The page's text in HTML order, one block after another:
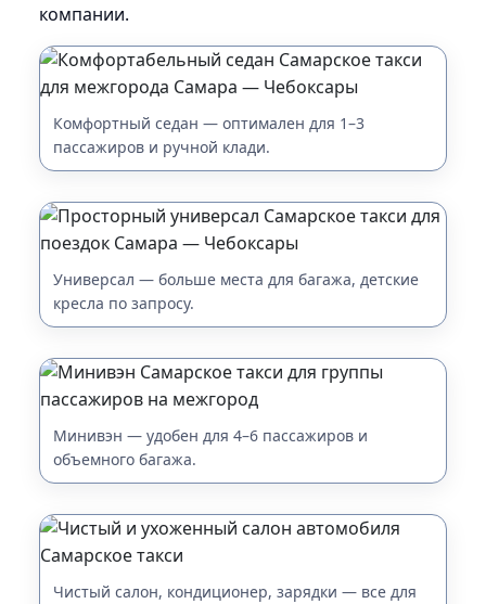
компании.
Комфортный седан — оптимален для 1–3
пассажиров и ручной клади.
Универсал — больше места для багажа, детские
кресла по запросу.
Минивэн — удобен для 4–6 пассажиров и
объемного багажа.
Чистый салон, кондиционер, зарядки — все для